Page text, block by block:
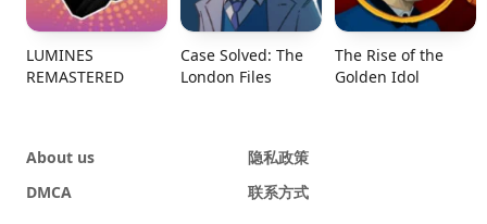
LUMINES
REMASTERED
Case Solved: The
London Files
The Rise of the
Golden Idol
About us
隐私政策
DMCA
联系方式